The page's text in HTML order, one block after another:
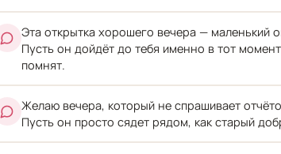
Эта открытка хорошего вечера — маленький
Пусть он дойдёт до тебя именно в тот
помнят.
Желаю вечера, который не спрашивает
Пусть он просто сядет рядом, как старый